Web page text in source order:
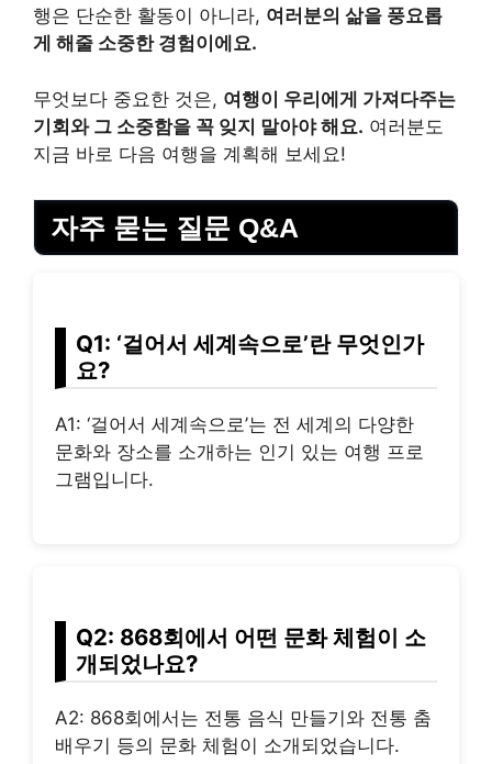
행은 단순한 활동이 아니라, 여러분의 삶을 풍요롭
게 해줄 소중한 경험이에요.
무엇보다 중요한 것은, 여행이 우리에게 가져다주는
기회와 그 소중함을 꼭 잊지 말아야 해요. 여러분도
지금 바로 다음 여행을 계획해 보세요!
자주 묻는 질문 Q&A
Q1: ‘걸어서 세계속으로’란 무엇인가
요?
A1: ‘걸어서 세계속으로’는 전 세계의 다양한
문화와 장소를 소개하는 인기 있는 여행 프로
그램입니다.
Q2: 868회에서 어떤 문화 체험이 소
개되었나요?
A2: 868회에서는 전통 음식 만들기와 전통 춤
배우기 등의 문화 체험이 소개되었습니다.